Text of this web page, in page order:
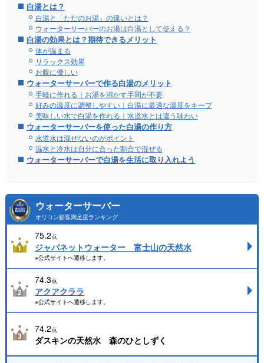
白湯とは？
白湯と「ただのお湯」の違いとは？
ウォーターサーバーのお湯は白湯として使える？
白湯の効果とは？期待できるメリット
体が温まる
リラックス効果
お腹に優しい
ウォーターサーバーで作る白湯のメリット
手軽に作れる｜お湯を沸かす手間が不要
好みの温度に調整しやすい｜白湯に最適な温度をキープ
美味しい水で白湯を作れる｜水道水とは違う味わい
ウォーターサーバーを使った白湯の作り方
水道水は混ぜないのがポイント
温水と冷水は自分に合った割合で混ぜる
ウォーターサーバーで白湯を生活に取り入れよう
ウォーターサーバー
オリコン顧客満足度ランキング
75.2点
ジャパネットウォーター 富士山の天然水
※公式サイトへ遷移します。
74.3点
アクアクララ
※公式サイトへ遷移します。
74.2点
ダスキンの天然水 森のひとしずく